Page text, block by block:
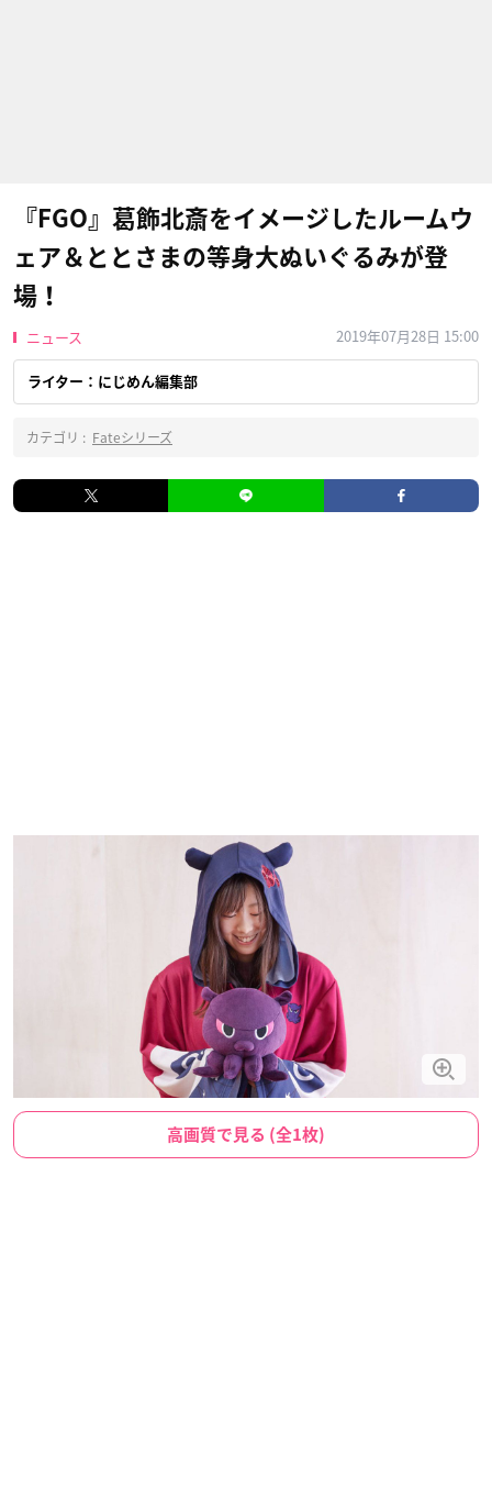
『FGO』葛飾北斎をイメージしたルームウ
ェア＆ととさまの等身大ぬいぐるみが登
場！
ニュース 2019年07月28日 15:00
ライター：にじめん編集部
カテゴリ : Fateシリーズ
高画質で見る (全1枚)